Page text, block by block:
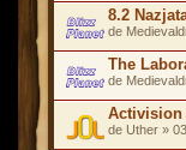
8.2
de
The
de
Activision
de Uther »